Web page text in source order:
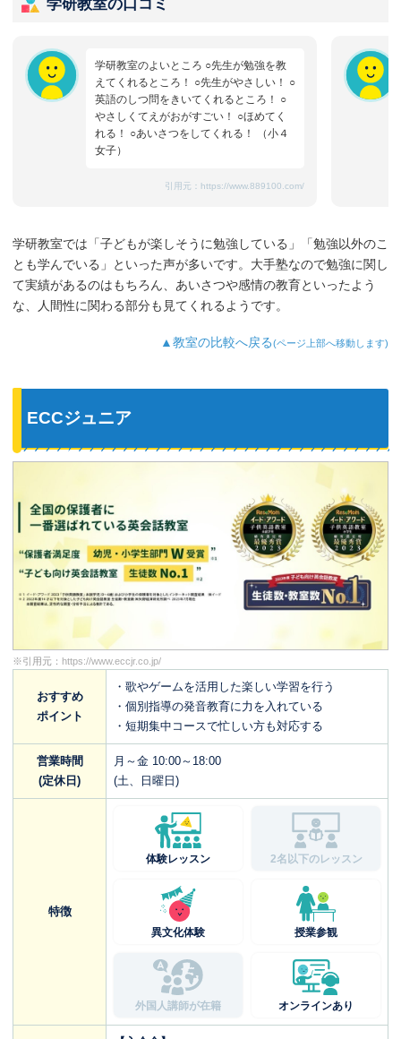
学研教室の口コミ
学研教室のよいところ ○先生が勉強を教
えてくれるところ！ ○先生がやさしい！ ○
英語のしつ問をきいてくれるところ！ ○
やさしくてえがおがすごい！ ○ほめてく
れる！ ○あいさつをしてくれる！ （小４
女子）
引用元： https://www.889100.com/
学研教室では「子どもが楽しそうに勉強している」「勉強以外のこ
とも学んでいる」といった声が多いです。大手塾なので勉強に関し
て実績があるのはもちろん、あいさつや感情の教育といったよう
な、人間性に関わる部分も見てくれるようです。
▲教室の比較へ戻る(ページ上部へ移動します)
ECCジュニア
※引用元： https://www.eccjr.co.jp/
おすすめ
ポイント
・歌やゲームを活用した楽しい学習を行う
・個別指導の発音教育に力を入れている
・短期集中コースで忙しい方も対応する
営業時間
(定休日)
月～金 10:00～18:00
(土、日曜日)
特徴
体験レッスン 2名以下のレッスン
異文化体験 授業参観
外国人講師が在籍 オンラインあり